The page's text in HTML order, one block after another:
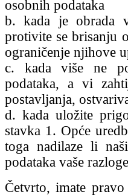
osobnih podataka
b. kada je obrada
protivite se brisanju
ograničenje njihove
c. kada više ne
podataka, a vi
postavljanja,
d. kada uložite
stavka 1. Opće
toga nadilaze li
podataka vaše
Četvrto, imate